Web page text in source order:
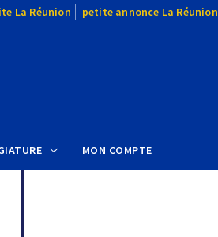
La Réunion petite annonce La Réunion
MON COMPTE